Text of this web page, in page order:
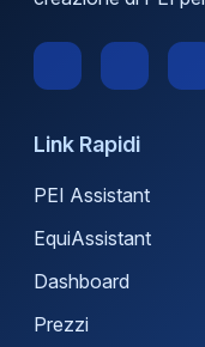
Link Rapidi
PEI Assistant
EquiAssistant
Dashboard
Prezzi